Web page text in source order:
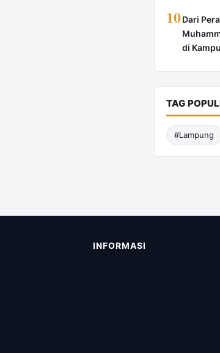
10Dari
di
TAG
#Lampung
INFORMASI